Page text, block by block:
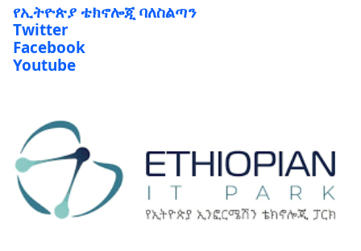
የኢትዮጵያ ቴክኖሎጂ ባለስልጣን
Twitter
Facebook
Youtube